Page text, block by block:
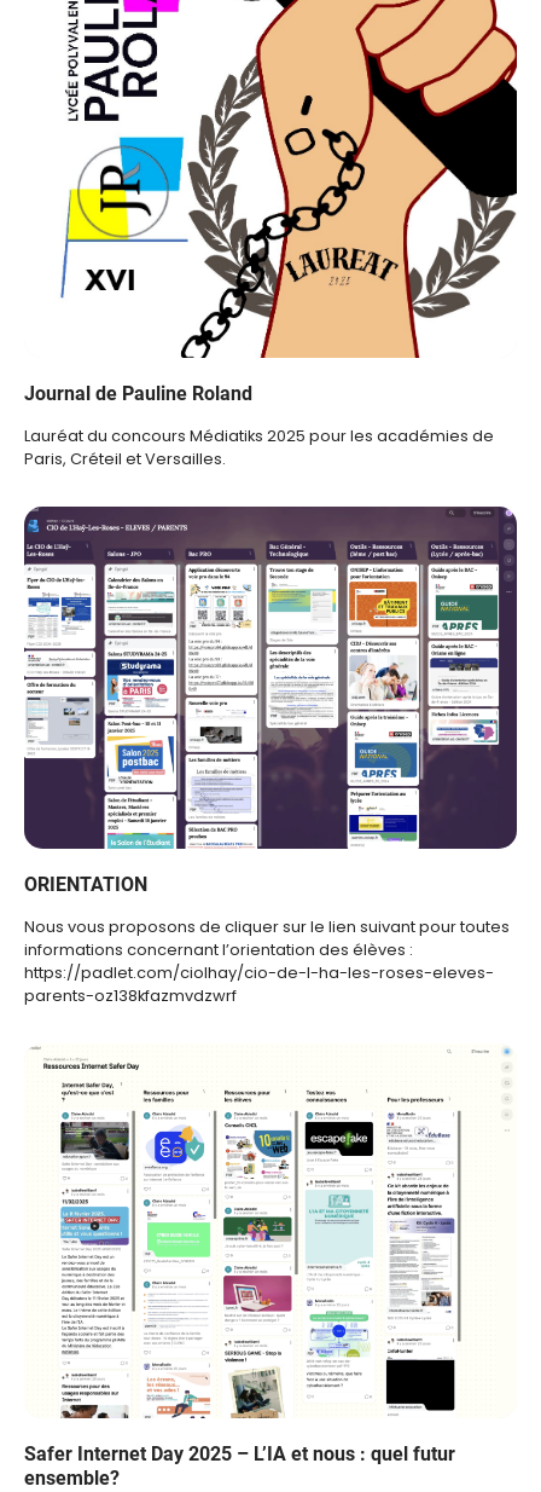
Journal de Pauline Roland
Lauréat du concours Médiatiks 2025 pour les académies de
Paris, Créteil et Versailles.
ORIENTATION
Nous vous proposons de cliquer sur le lien suivant pour toutes
informations concernant l’orientation des élèves :
https://padlet.com/ciolhay/cio-de-l-ha-les-roses-eleves-
parents-oz138kfazmvdzwrf
Safer Internet Day 2025 – L’IA et nous : quel futur
ensemble?